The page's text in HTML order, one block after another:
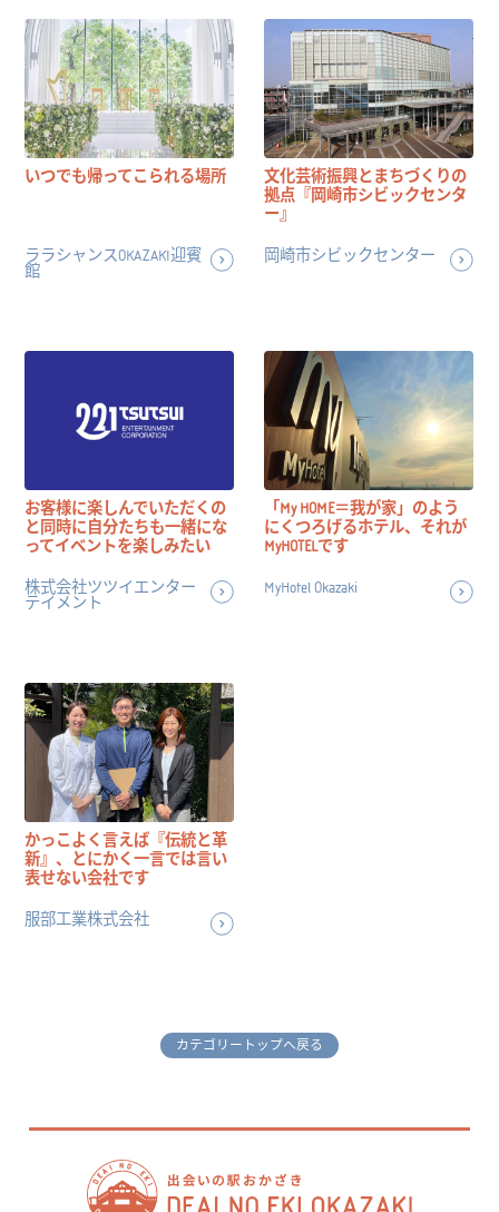
いつでも帰ってこられる場所
ララシャンスOKAZAKI迎賓
館
文化芸術振興とまちづくりの
拠点『岡崎市シビックセンタ
ー』
岡崎市シビックセンター
お客様に楽しんでいただくの
と同時に自分たちも一緒にな
ってイベントを楽しみたい
株式会社ツツイエンター
テイメント
「My HOME＝我が家」のよう
にくつろげるホテル、それが
MyHOTELです
MyHotel Okazaki
かっこよく言えば『伝統と革
新』、とにかく一言では言い
表せない会社です
服部工業株式会社
カテゴリートップへ戻る